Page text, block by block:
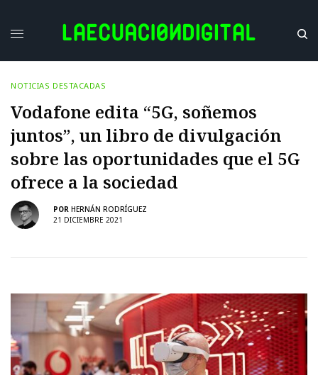
NOTICIAS DESTACADAS
Vodafone edita “5G, soñemos
juntos”, un libro de divulgación
sobre las oportunidades que el 5G
ofrece a la sociedad
POR HERNÁN RODRÍGUEZ
21 DICIEMBRE 2021